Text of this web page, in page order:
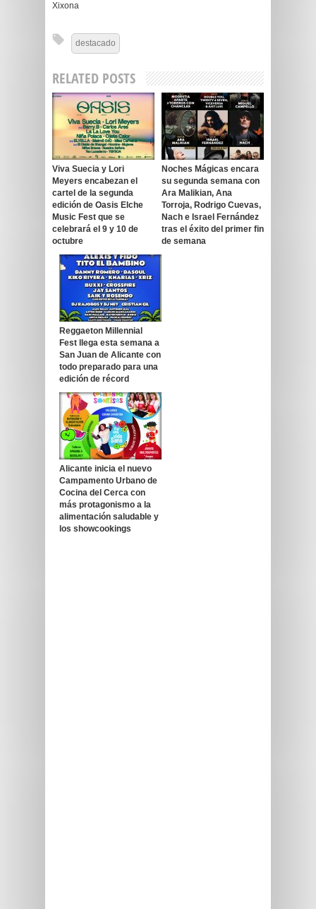
Xixona
destacado
RELATED POSTS
Viva Suecia y Lori
Meyers encabezan el
cartel de la segunda
edición de Oasis Elche
Music Fest que se
celebrará el 9 y 10 de
octubre
Noches Mágicas encara
su segunda semana con
Ara Malikian, Ana
Torroja, Rodrigo Cuevas,
Nach e Israel Fernández
tras el éxito del primer fin
de semana
Reggaeton Millennial
Fest llega esta semana a
San Juan de Alicante con
todo preparado para una
edición de récord
Alicante inicia el nuevo
Campamento Urbano de
Cocina del Cerca con
más protagonismo a la
alimentación saludable y
los showcookings